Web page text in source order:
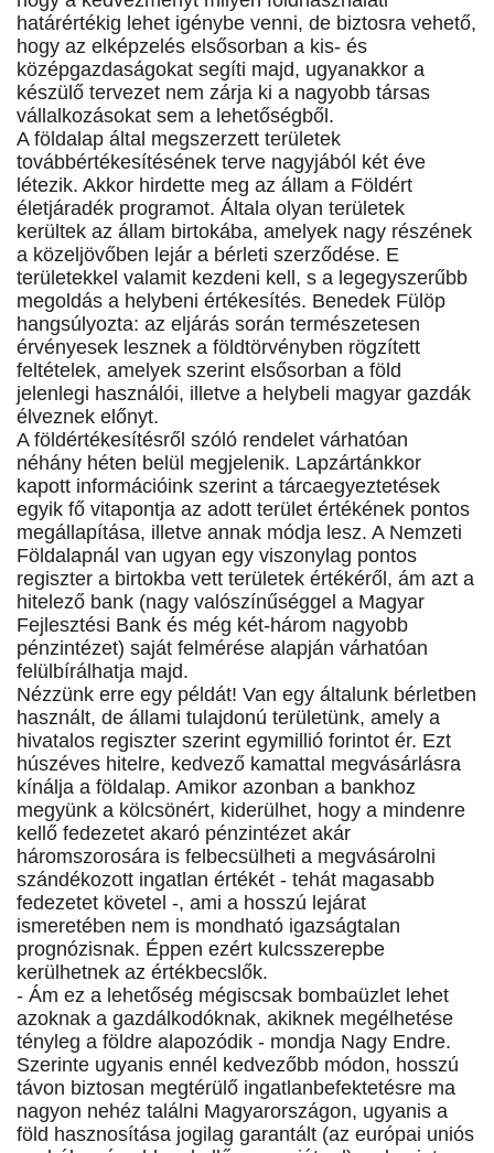
határértékig lehet igénybe venni, de biztosra vehető,
hogy az elképzelés elsősorban a kis- és
középgazdaságokat segíti majd, ugyanakkor a
készülő tervezet nem zárja ki a nagyobb társas
vállalkozásokat sem a lehetőségből.
A földalap által megszerzett területek
továbbértékesítésének terve nagyjából két éve
létezik. Akkor hirdette meg az állam a Földért
életjáradék programot. Általa olyan területek
kerültek az állam birtokába, amelyek nagy részének
a közeljövőben lejár a bérleti szerződése. E
területekkel valamit kezdeni kell, s a legegyszerűbb
megoldás a helybeni értékesítés. Benedek Fülöp
hangsúlyozta: az eljárás során természetesen
érvényesek lesznek a földtörvényben rögzített
feltételek, amelyek szerint elsősorban a föld
jelenlegi használói, illetve a helybeli magyar gazdák
élveznek előnyt.
A földértékesítésről szóló rendelet várhatóan
néhány héten belül megjelenik. Lapzártánkkor
kapott információink szerint a tárcaegyeztetések
egyik fő vitapontja az adott terület értékének pontos
megállapítása, illetve annak módja lesz. A Nemzeti
Földalapnál van ugyan egy viszonylag pontos
regiszter a birtokba vett területek értékéről, ám azt a
hitelező bank (nagy valószínűséggel a Magyar
Fejlesztési Bank és még két-három nagyobb
pénzintézet) saját felmérése alapján várhatóan
felülbírálhatja majd.
Nézzünk erre egy példát! Van egy általunk bérletben
használt, de állami tulajdonú területünk, amely a
hivatalos regiszter szerint egymillió forintot ér. Ezt
húszéves hitelre, kedvező kamattal megvásárlásra
kínálja a földalap. Amikor azonban a bankhoz
megyünk a kölcsönért, kiderülhet, hogy a mindenre
kellő fedezetet akaró pénzintézet akár
háromszorosára is felbecsülheti a megvásárolni
szándékozott ingatlan értékét - tehát magasabb
fedezetet követel -, ami a hosszú lejárat
ismeretében nem is mondható igazságtalan
prognózisnak. Éppen ezért kulcsszerepbe
kerülhetnek az értékbecslők.
- Ám ez a lehetőség mégiscsak bombaüzlet lehet
azoknak a gazdálkodóknak, akiknek megélhetése
tényleg a földre alapozódik - mondja Nagy Endre.
Szerinte ugyanis ennél kedvezőbb módon, hosszú
távon biztosan megtérülő ingatlanbefektetésre ma
nagyon nehéz találni Magyarországon, ugyanis a
föld hasznosítása jogilag garantált (az európai uniós